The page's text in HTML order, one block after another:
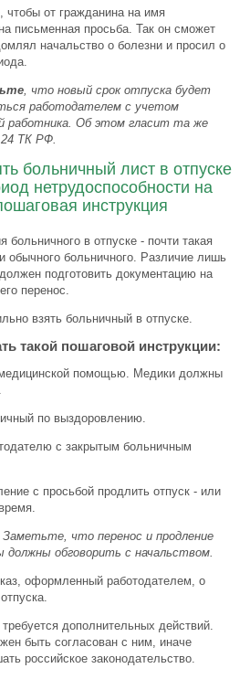
от гражданина на имя
письменная просьба. Так он сможет
начальство о болезни и просил о
, что новый срок отпуска будет
работодателем с учетом
работника. Об этом гласит та же
ТК РФ.
больничный лист в отпуске
нетрудоспособности на
инструкция
в отпуске - почти такая
обычного больничного. Различие лишь
подготовить документацию на
перенос.
взять больничный в отпуске.
такой пошаговой инструкции:
помощью. Медики должны
по выздоровлению.
с закрытым больничным
с просьбой продлить отпуск - или
Заметьте, что перенос и продление
должны обговорить с начальством.
оформленный работодателем, о
дополнительных действий.
быть согласован с ним, иначе
российское законодательство.